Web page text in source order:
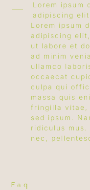
Lorem ipsum
adipiscing
Lorem ipsum
adipiscing
ut labore et
ad minim
ullamco
occaecat
culpa qui
massa quis
fringilla vitae,
sed ipsum.
ridiculus
nec,
Faq